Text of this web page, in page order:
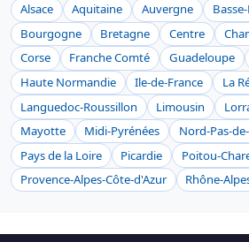
Alsace Aquitaine Auvergne
Bourgogne
Bretagne Centre
Corse
Franche Comté Guadeloupe
Haute Normandie
Ile-de-France
La
Languedoc-Roussillon
Limousin
Mayotte
Midi-Pyrénées
Nord-Pas-
Pays de la Loire
Picardie
Poitou-
Provence-Alpes-Côte-d'Azur
Rhône-